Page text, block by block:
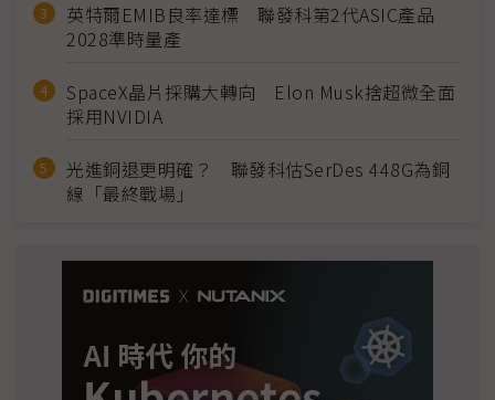
英特爾EMIB良率達標 聯發科第2代ASIC產品
2028準時量產
SpaceX晶片採購大轉向 Elon Musk捨超微全面
採用NVIDIA
光進銅退更明確？ 聯發科估SerDes 448G為銅
線「最終戰場」